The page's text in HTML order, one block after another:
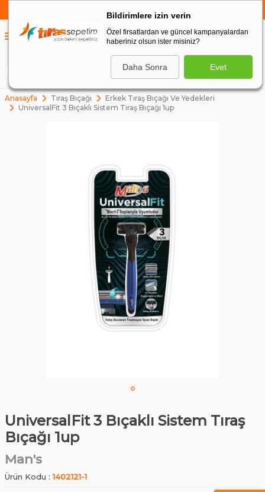
Anasayfa Tıraş Bıçağı
Erkek Tıraş Bıçağı Ve Yedekleri
UniversalFit 3 Bıçaklı Sistem Tıraş Bıçağı 1up
UniversalFit 3 Bıçaklı Sistem Tıraş
Bıçağı 1up
Man's
Ürün Kodu :1402121-1
Bildirimlere izin verin
Özel firsatlardan ve güncel kampanyalardan
haberiniz olsun ister misiniz?
Daha Sonra Evet